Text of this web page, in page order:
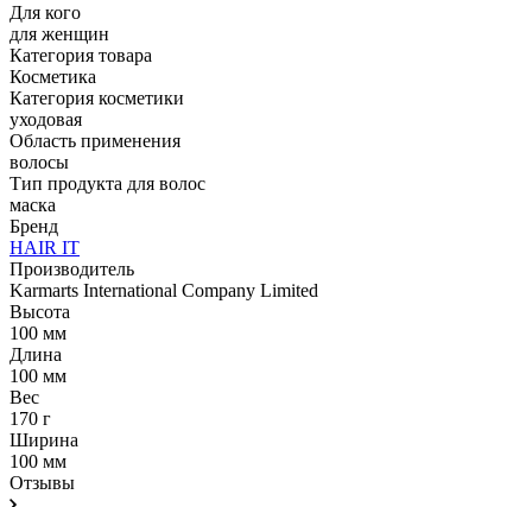
Для кого
для женщин
Категория товара
Косметика
Категория косметики
уходовая
Область применения
волосы
Тип продукта для волос
маска
Бренд
HAIR IT
Производитель
Karmarts International Company Limited
Высота
100 мм
Длина
100 мм
Вес
170 г
Ширина
100 мм
Отзывы